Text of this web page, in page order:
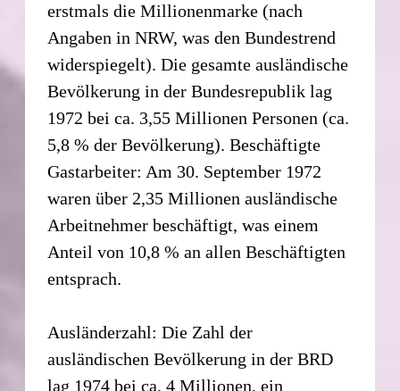
erstmals die Millionenmarke (nach
Angaben in NRW, was den Bundestrend
widerspiegelt). Die gesamte ausländische
Bevölkerung in der Bundesrepublik lag
1972 bei ca. 3,55 Millionen Personen (ca.
5,8 % der Bevölkerung). Beschäftigte
Gastarbeiter: Am 30. September 1972
waren über 2,35 Millionen ausländische
Arbeitnehmer beschäftigt, was einem
Anteil von 10,8 % an allen Beschäftigten
entsprach.
Ausländerzahl: Die Zahl der
ausländischen Bevölkerung in der BRD
lag 1974 bei ca. 4 Millionen, ein